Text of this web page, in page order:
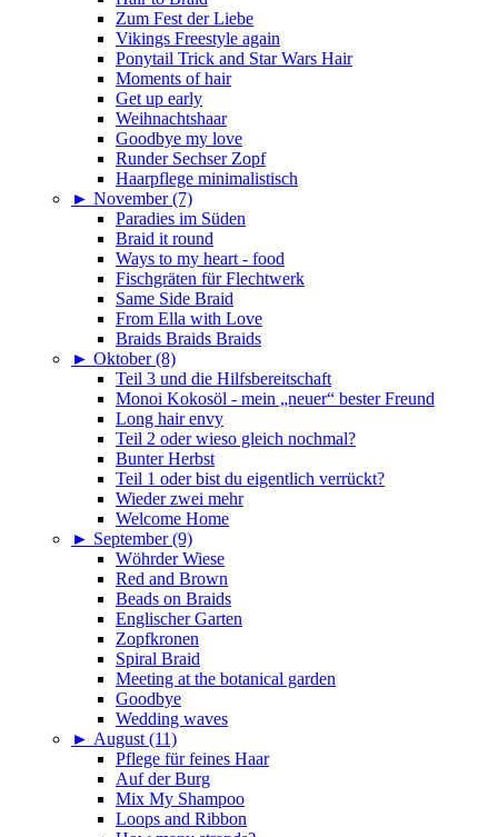
Zum Fest der Liebe
Vikings Freestyle again
Ponytail Trick and Star Wars Hair
Moments of hair
Get up early
Weihnachtshaar
Goodbye my love
Runder Sechser Zopf
Haarpflege minimalistisch
► November (7)
Paradies im Süden
Braid it round
Ways to my heart - food
Fischgräten für Flechtwerk
Same Side Braid
From Ella with Love
Braids Braids Braids
► Oktober (8)
Teil 3 und die Hilfsbereitschaft
Monoi Kokosöl - mein „neuer“ bester Freund
Long hair envy
Teil 2 oder wieso gleich nochmal?
Bunter Herbst
Teil 1 oder bist du eigentlich verrückt?
Wieder zwei mehr
Welcome Home
► September (9)
Wöhrder Wiese
Red and Brown
Beads on Braids
Englischer Garten
Zopfkronen
Spiral Braid
Meeting at the botanical garden
Goodbye
Wedding waves
► August (11)
Pflege für feines Haar
Auf der Burg
Mix My Shampoo
Loops and Ribbon